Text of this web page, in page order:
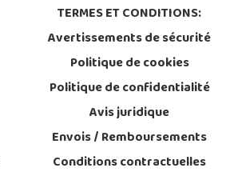
TERMES ET CONDITIONS:
Avertissements de sécurité
Politique de cookies
Politique de confidentialité
Avis juridique
Envois / Remboursements
Conditions contractuelles